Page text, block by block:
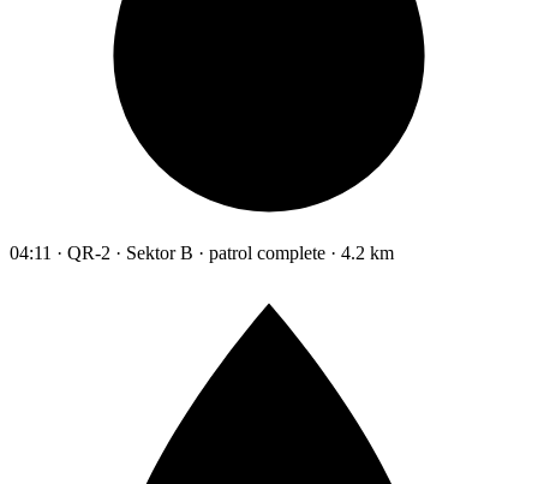
04:11 · QR-2 · Sektor B · patrol complete · 4.2 km